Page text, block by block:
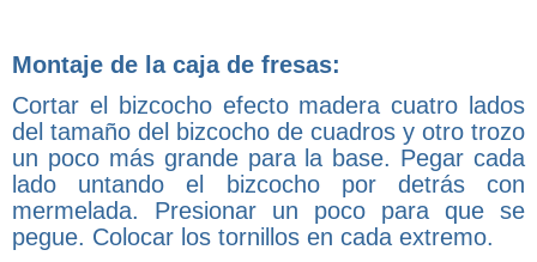
Montaje de la caja de fresas:
Cortar el bizcocho efecto madera cuatro lados
del tamaño del bizcocho de cuadros y otro trozo
un poco más grande para la base. Pegar cada
lado untando el bizcocho por detrás con
mermelada. Presionar un poco para que se
pegue. Colocar los tornillos en cada extremo.